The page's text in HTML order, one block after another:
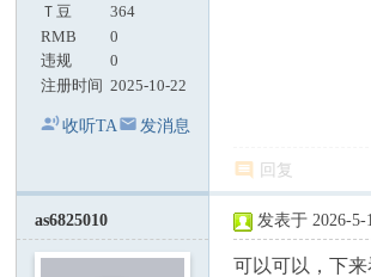
Ｔ豆
364
RMB
0
违规
0
注册时间 2025-10-22
收听TA 发消息
回复
as6825010 发表于 2026-5-
可以可以，下